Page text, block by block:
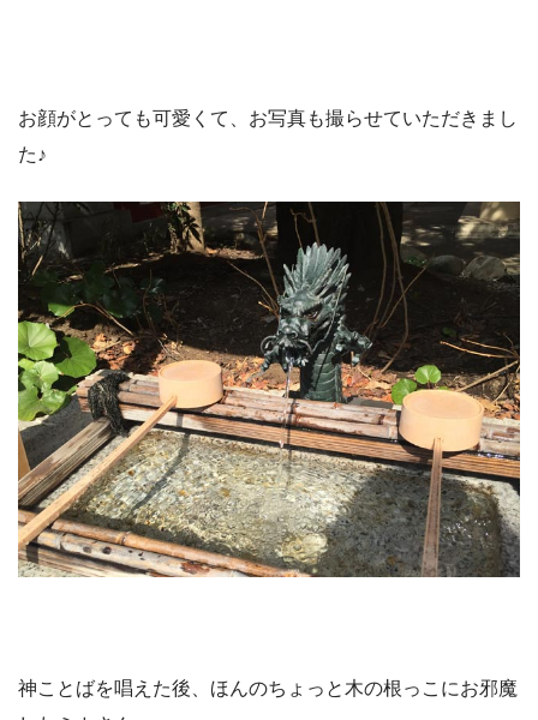
お顔がとっても可愛くて、お写真も撮らせていただきまし
た♪
神ことばを唱えた後、ほんのちょっと木の根っこにお邪魔